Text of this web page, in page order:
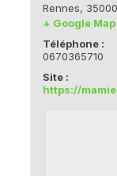
Rennes, 35000
+ Google Map
Téléphone :
0670365710
Site :
https://